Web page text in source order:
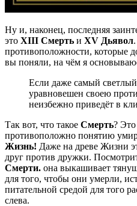
Ну и, наконец, последняя
это XIII Смерть и XV Дьявол
противоположности, которые
вы поняли, на чём я
Если даже самый
уравновешен своею
неизбежно приведёт в
Так вот, что такое Смерть?
противоположно понятию
Жизнь! Даже на древе Жизни
друг против дружки.
Смерти. она выкашивает
для того, чтобы они умерли,
питательной средой для того
слева.